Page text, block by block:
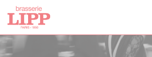
Personalización de sus opciones de cookies